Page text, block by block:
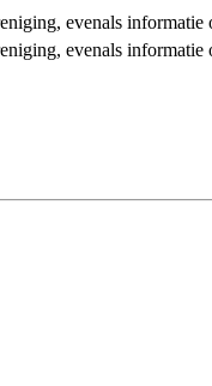
evenals
evenals informatie